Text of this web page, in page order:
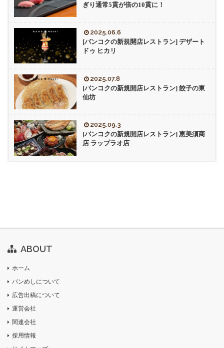
ぎり通常5貫が倍の10貫に！
2025.06.6
[バンコクの新規開店レストラン] デザート
ドゥ ヒカリ
2025.07.8
[バンコクの新規開店レストラン] 餃子の東
仙坊
2025.09.3
[バンコクの新規開店レストラン] 恵美須商
店 ラップラオ店
ABOUT
ホーム
バンめしについて
広告出稿について
運営会社
関連会社
採用情報